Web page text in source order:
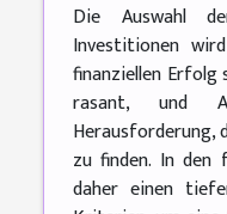
Die Auswahl
Investitionen
finanziellen Erfolg
rasant, und
Herausforderung,
zu finden. In den
daher einen